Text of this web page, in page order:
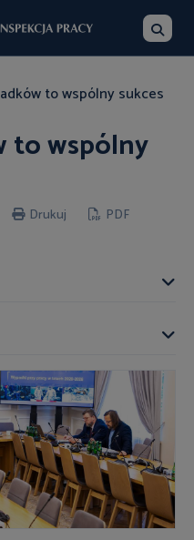
to wspólny sukces
to wspólny
Drukuj PDF
Szukaj